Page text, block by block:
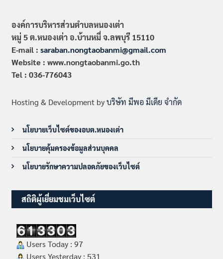
องค์การบริหารส่วนตำบลหนองเต่า
หมู่ 5 ต.หนองเต่า อ.บ้านหมี่ จ.ลพบุรี 15110
E-mail : saraban.nongtaobanmi@gmail.com
Website : www.nongtaobanmi.go.th
Tel : 036-776043
Hosting & Development byบริษัท มีพอ มีเดีย จำกัด
นโยบายเว็บไซต์ของอบต.หนองเต่า
นโยบายคุ้มครองข้อมูลส่วนบุคคล
นโยบายรักษาความปลอดภัยของเว็บไซต์
สถิติผู้เยี่ยมชมเว็บไซต์
Users Today : 97
Users Yesterday : 531